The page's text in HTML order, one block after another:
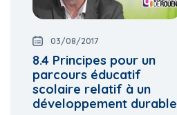
03/08/2017
8.4 Principes pour un
parcours éducatif
scolaire relatif à un
développement durable